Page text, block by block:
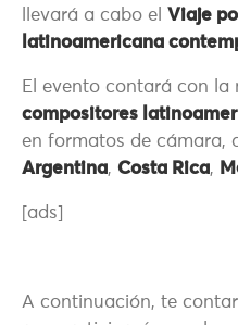
llevará a cabo el Viaje
latinoamericana
El evento contará con la
compositores
en formatos de cámara,
Argentina, Costa Rica,
[ads]
A continuación, te